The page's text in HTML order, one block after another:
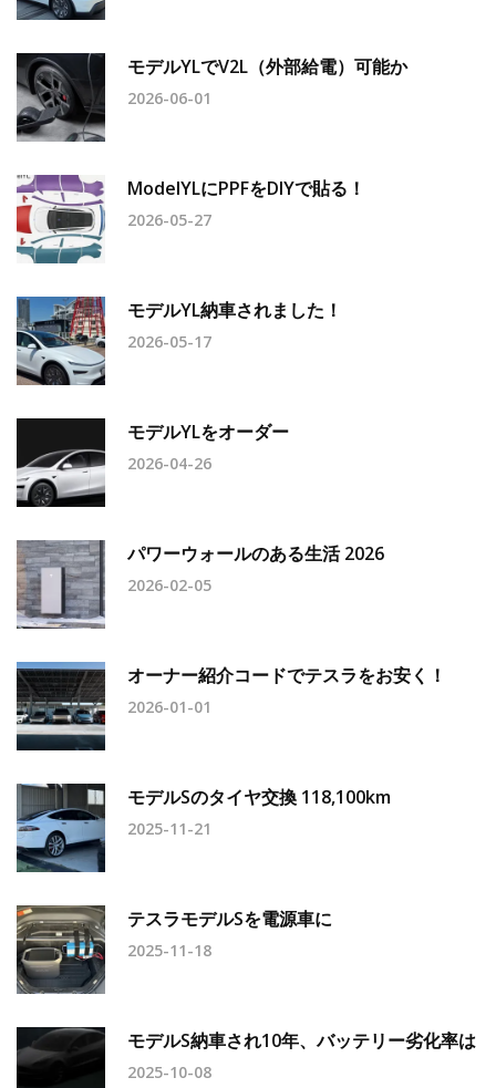
モデルYLでV2L（外部給電）可能か
2026-06-01
ModelYLにPPFをDIYで貼る！
2026-05-27
モデルYL納車されました！
2026-05-17
モデルYLをオーダー
2026-04-26
パワーウォールのある生活 2026
2026-02-05
オーナー紹介コードでテスラをお安く！
2026-01-01
モデルSのタイヤ交換 118,100km
2025-11-21
テスラモデルSを電源車に
2025-11-18
モデルS納車され10年、バッテリー劣化率は
2025-10-08